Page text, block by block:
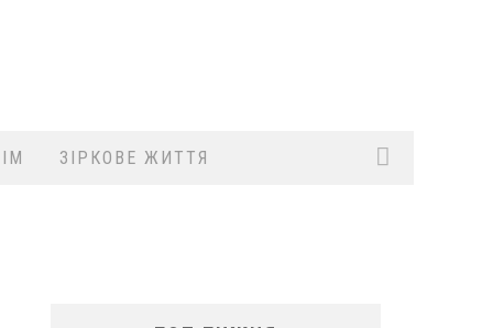
ЗІРКОВЕ ЖИТТЯ